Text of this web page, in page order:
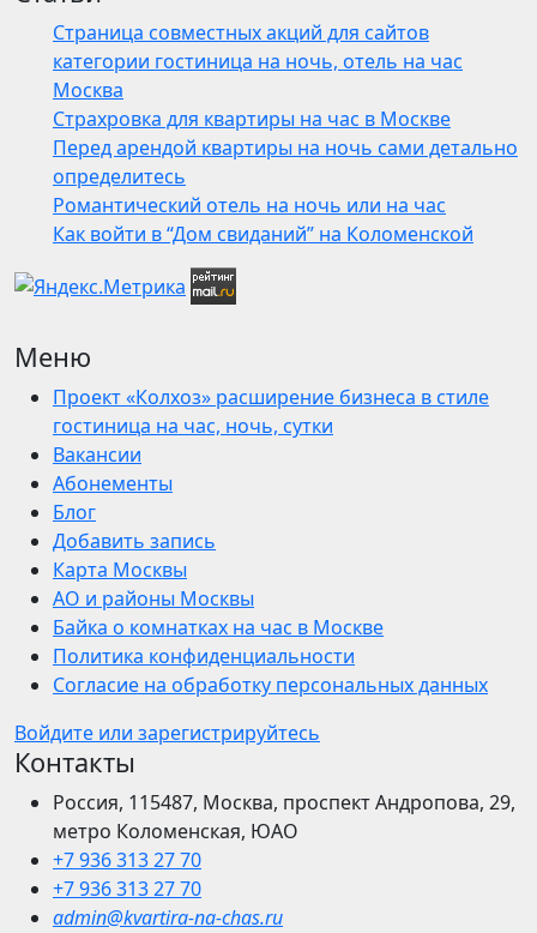
Страница совместных акций для сайтов
категории гостиница на ночь, отель на час
Москва
Страхровка для квартиры на час в Москве
Перед арендой квартиры на ночь сами детально
определитесь
Романтический отель на ночь или на час
Как войти в “Дом свиданий” на Коломенской
Меню
Проект «Колхоз» расширение бизнеса в стиле
гостиница на час, ночь, сутки
Вакансии
Абонементы
Блог
Добавить запись
Карта Москвы
АО и районы Москвы
Байка о комнатках на час в Москве
Политика конфиденциальности
Согласие на обработку персональных данных
Войдите или зарегистрируйтесь
Контакты
Россия, 115487, Москва, проспект Андропова, 29,
метро Коломенская, ЮАО
+7 936 313 27 70
+7 936 313 27 70
admin@kvartira-na-chas.ru